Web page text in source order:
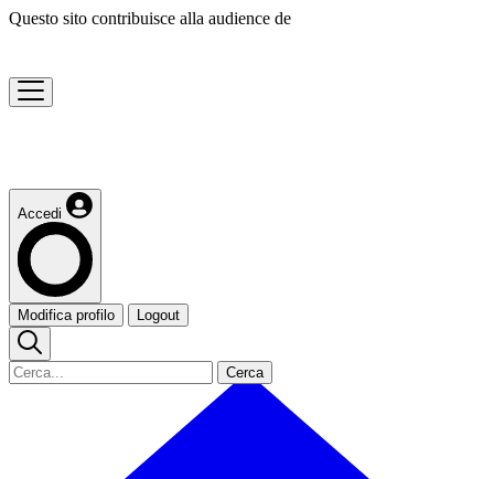
Questo sito contribuisce alla audience de
Accedi
Modifica profilo Logout
Cerca